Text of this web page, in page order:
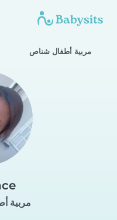
مربية أطفال شناص
مربية